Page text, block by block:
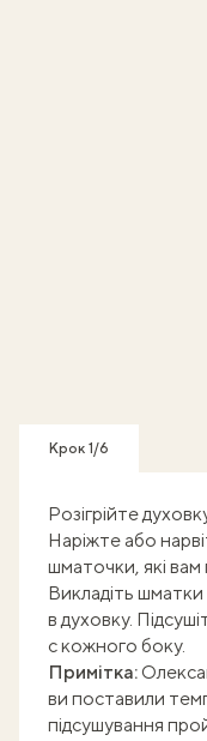
Крок 1/6
Розігрійте
Наріжте або
шматочки, які
Викладіть шматки
в духовку.
с кожного боку.
Примітка:
ви поставили
підсушування